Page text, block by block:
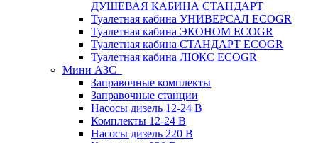
ДУШЕВАЯ КАБИНА СТАНДАРТ
Туалетная кабина УНИВЕРСАЛ ECOGR
Туалетная кабина ЭКОНОМ ECOGR
Туалетная кабина СТАНДАРТ ECOGR
Туалетная кабина ЛЮКС ECOGR
Мини АЗС
Заправочные комплекты
Заправочные станции
Насосы дизель 12-24 В
Комплекты 12-24 В
Насосы дизель 220 В